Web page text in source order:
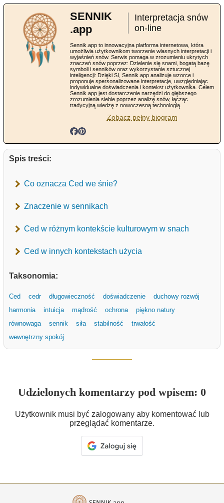
SENNIK
.app
Interpretacja snów
on-line
Sennik.app to innowacyjna platforma internetowa, która
umożliwia użytkownikom tworzenie własnych interpretacji i
wyjaśnień snów. Serwis pomaga w zrozumieniu ukrytych
znaczeń snów poprzez: Dzielenie się snami, bogatą bazę
symboli i senników oraz wykorzystanie sztucznej
inteligencji: Dzięki SI, Sennik.app analizuje wzorce i
proponuje spersonalizowane interpretacje, uwzględniając
indywidualne doświadczenia i kontekst użytkownika. Celem
Sennik.app jest dostarczenie narzędzi do głębszego
zrozumienia siebie poprzez analizę snów, łącząc
tradycyjną wiedzę z nowoczesną technologią.
Zobacz pełny biogram
Spis treści:
Co oznacza Ced we śnie?
Znaczenie w sennikach
Ced w różnym kontekście kulturowym w snach
Ced w innych kontekstach użycia
Taksonomia:
Ced cedr długowieczność doświadczenie
duchowy rozwój
harmonia
intuicja mądrość ochrona
piękno natury
równowaga
sennik siła stabilność
trwałość
wewnętrzny spokój
Udzielonych komentarzy pod wpisem: 0
Użytkownik musi być zalogowany aby komentować lub
przeglądać komentarze.